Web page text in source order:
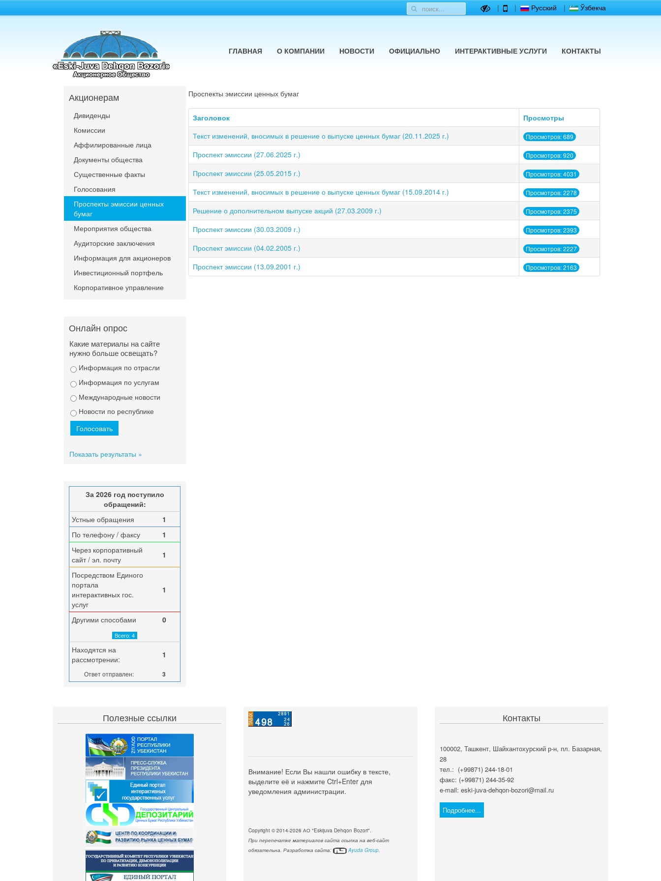
| | Русский | Ўзбекча
ГЛАВНАЯ О КОМПАНИИ НОВОСТИ ОФИЦИАЛЬНО ИНТЕРАКТИВНЫЕ УСЛУГИ КОНТАКТЫ
Проспекты эмиссии ценных бумаг
Заголовок
Просмотры
Текст изменений, вносимых в решение о выпуске ценных бумаг (20.11.2025 г.)
Просмотров: 689
Проспект эмиссии (27.06.2025 г.) Просмотров: 920
Проспект эмиссии (25.05.2015 г.) Просмотров: 4031
Текст изменений, вносимых в решение о выпуске ценных бумаг (15.09.2014 г.) Просмотров: 2278
Решение о дополнительном выпуске акций (27.03.2009 г.) Просмотров: 2375
Проспект эмиссии (30.03.2009 г.) Просмотров: 2393
Проспект эмиссии (04.02.2005 г.) Просмотров: 2227
Проспект эмиссии (13.09.2001 г.) Просмотров: 2163
Акционерам
Дивиденды
Комиссии
Аффилированные лица
Документы общества
Существенные факты
Голосования
Проспекты эмиссии ценных
бумаг
Мероприятия общества
Аудиторские заключения
Информация для акционеров
Инвестиционный портфель
Корпоративное управление
Онлайн опрос
Какие материалы на сайте
нужно больше освещать?
Информация по отрасли
Информация по услугам
Международные новости
Новости по республике
Показать результаты »
За 2026 год поступило
обращений:
Устные обращения
1
По телефону / факсу
1
Через корпоративный
сайт / эл. почту
1
Посредством Единого
портала
интерактивных гос.
услуг
1
Другими способами 0
Всего: 4
Находятся на
рассмотрении:
1
Ответ отправлен: 3
Полезные ссылки
Внимание! Если Вы нашли ошибку в тексте,
выделите её и нажмите Ctrl+Enter для
уведомления администрации.
Copyright © 2014-2026 АО "Eskijuva Dehqon Bozori".
При перепечатке материалов сайта ссылка на веб-сайт
обязательна. Разработка сайта:
Ayuda Group.
Контакты
100002, Ташкент, Шайхантохурский р-н, пл. Базарная,
28
тел.: (+99871) 244-18-01
факс: (+99871) 244-35-92
e-mail: eski-juva-dehqon-bozori@mail.ru
Подробнее...